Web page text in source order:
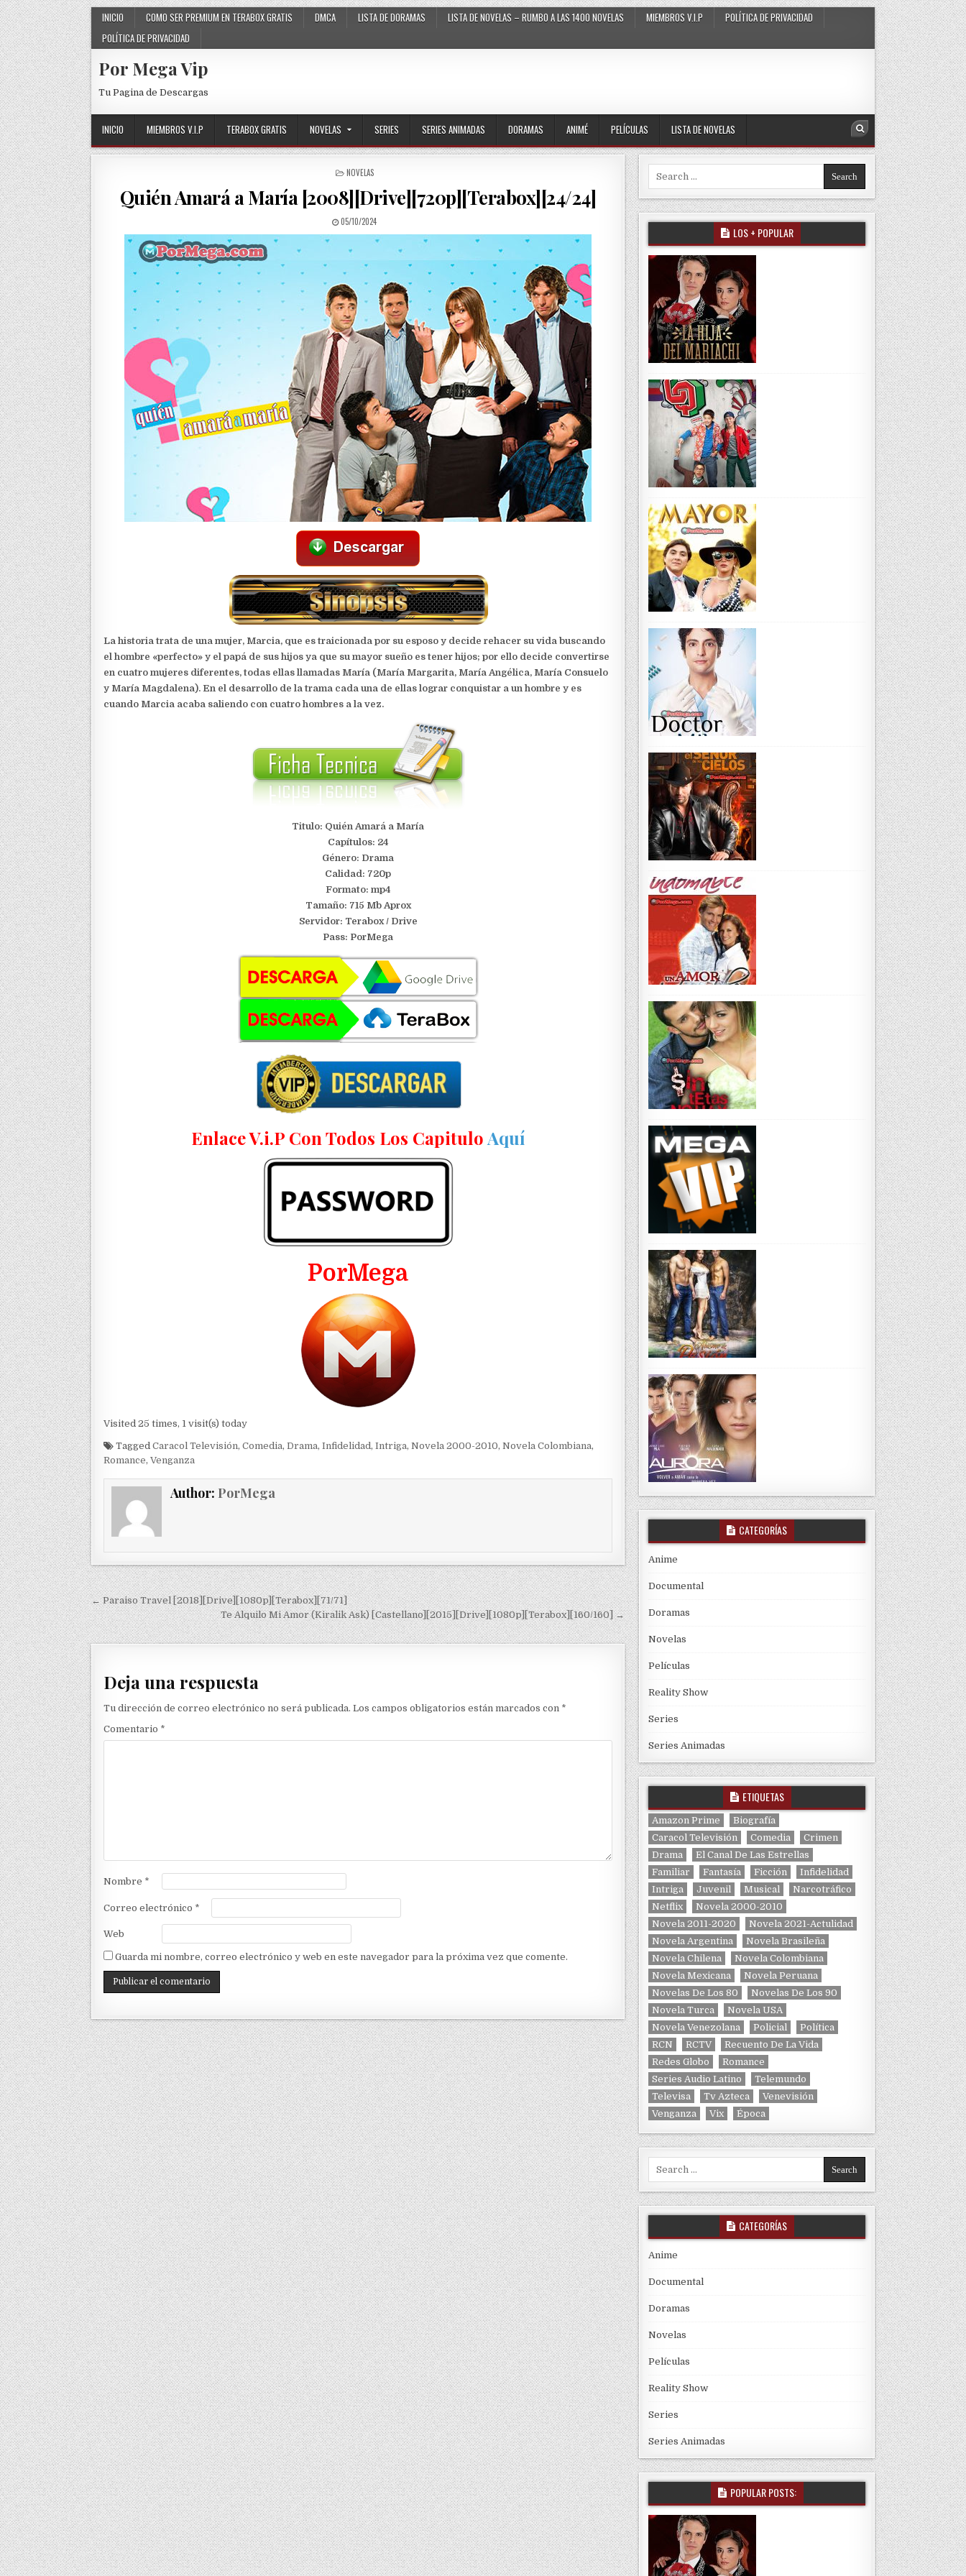
Skip to content INICIO COMO SER PREMIUM EN TERABOX GRATIS DMCA LISTA DE DORAMAS LISTA DE NOVELAS – RUMBO A LAS 1400 NOVELAS MIEMBROS V.I.P
POLÍTICA DE PRIVACIDAD
POLÍTICA DE PRIVACIDAD
Por Mega Vip
Tu Pagina de Descargas
INICIO MIEMBROS V.I.P TERABOX GRATIS NOVELAS SERIES SERIES ANIMADAS DORAMAS ANIMÉ PELÍCULAS LISTA DE NOVELAS Search
POSTED IN
NOVELAS
Quién Amará a María [2008][Drive][720p][Terabox][24/24]
PUBLISHED DATE:
05/10/2024
La historia trata de una mujer, Marcia, que es traicionada por su esposo y decide rehacer su vida buscando
el hombre «perfecto» y el papá de sus hijos ya que su mayor sueño es tener hijos; por ello decide convertirse
en cuatro mujeres diferentes, todas ellas llamadas María (María Margarita, María Angélica, María Consuelo
y María Magdalena). En el desarrollo de la trama cada una de ellas lograr conquistar a un hombre y es
cuando Marcia acaba saliendo con cuatro hombres a la vez.
Titulo: Quién Amará a María
Capítulos: 24
Género: Drama
Calidad: 720p
Formato: mp4
Tamaño: 715 Mb Aprox
Servidor: Terabox / Drive
Pass: PorMega
Enlace V.i.P Con Todos Los Capitulo Aquí
PorMega
Visited 25 times, 1 visit(s) today
Tagged Caracol Televisión, Comedia, Drama, Infidelidad, Intriga, Novela 2000-2010, Novela Colombiana,
Romance, Venganza
Author: PorMega
Navegación de entradas
← Paraiso Travel [2018][Drive][1080p][Terabox][71/71]
Te Alquilo Mi Amor (Kiralik Ask) [Castellano][2015][Drive][1080p][Terabox][160/160] →
Deja una respuesta
Tu dirección de correo electrónico no será publicada. Los campos obligatorios están marcados con *
Comentario *
Nombre *
Correo electrónico *
Web
Guarda mi nombre, correo electrónico y web en este navegador para la próxima vez que comente.
Search for:
LOS + POPULAR
CATEGORÍAS
Anime
Documental
Doramas
Novelas
Películas
Reality Show
Series
Series Animadas
ETIQUETAS
Amazon Prime
Biografía
Caracol Televisión
Comedia
Crimen
Drama
El Canal De Las Estrellas
Familiar
Fantasía Ficción
Infidelidad
Intriga
Juvenil Musical
Narcotráfico
Netflix
Novela 2000-2010
Novela 2011-2020
Novela 2021-Actulidad
Novela Argentina
Novela Brasileña
Novela Chilena
Novela Colombiana
Novela Mexicana
Novela Peruana
Novelas De Los 80
Novelas De Los 90
Novela Turca
Novela USA
Novela Venezolana
Policial
Política
RCN
RCTV
Recuento De La Vida
Redes Globo
Romance
Series Audio Latino
Telemundo
Televisa
Tv Azteca
Venevisión
Venganza
Vix Época
Search for:
CATEGORÍAS
Anime
Documental
Doramas
Novelas
Películas
Reality Show
Series
Series Animadas
POPULAR POSTS: